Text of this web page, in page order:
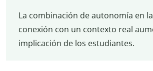
La combinación de autonomía en
conexión con un contexto real
implicación de los estudiantes.